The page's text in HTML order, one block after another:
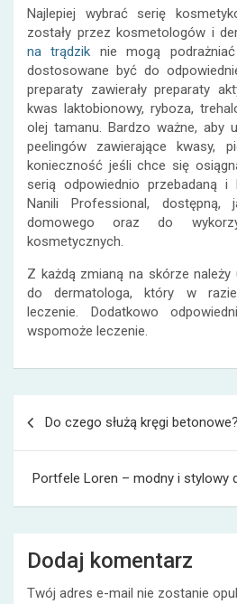
Najlepiej wybrać serię
zostały przez kosmetologów i
na trądzik nie mogą
dostosowane być do
preparaty zawierały preparaty
kwas laktobionowy, ryboza,
olej tamanu. Bardzo ważne, aby
peelingów zawierające kwasy,
konieczność jeśli chce się
serią odpowiednio przebadaną
Nanili Professional,
domowego oraz do
kosmetycznych.
Z każdą zmianą na skórze należy
do dermatologa, który w
leczenie. Dodatkowo
wspomoże leczenie.
Do czego służą kręgi betonowe?
Portfele Loren – modny i stylowy
Dodaj komentarz
Twój adres e-mail nie zostanie